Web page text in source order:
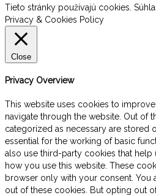
Tieto stránky používajú cookies.
Privacy & Cookies Policy
Close
Privacy Overview
This website uses cookies to
navigate through the website. Out of
categorized as necessary are stored
essential for the working of basic
also use third-party cookies that help
how you use this website. These
browser only with your consent. You
out of these cookies. But opting out